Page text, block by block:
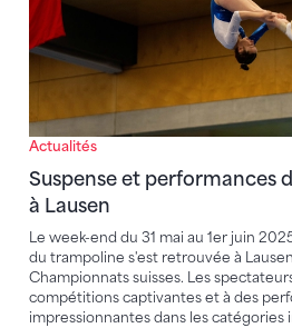
Actualités
Suspense et performances
à Lausen
Le week-end du 31 mai au 1er juin
du trampoline s'est retrouvée à
Championnats suisses. Les
compétitions captivantes et à des
impressionnantes dans les catégories